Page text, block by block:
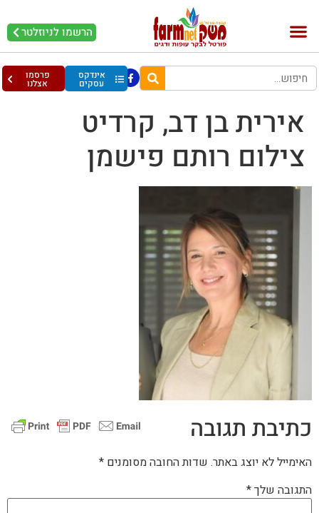
הרשמו לניוזלטר
אינדקס
עסקים
פרסמו
אצלנו
אירית בן דב, קרדיט
צילום רותם פישמן
כתיבת תגובה
האימייל לא יוצג באתר. שדות החובה מסומנים *
התגובה שלך*